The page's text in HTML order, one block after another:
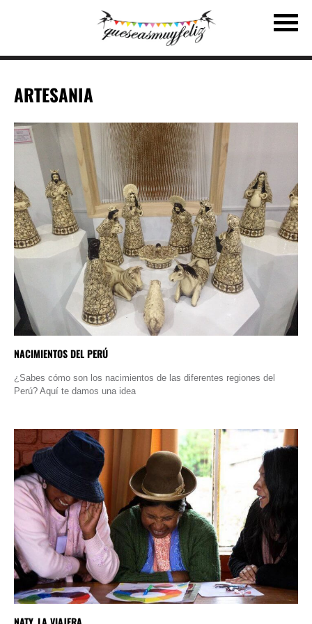
ARTESANIA
NACIMIENTOS DEL PERÚ
¿Sabes cómo son los nacimientos de las diferentes regiones del
Perú? Aquí te damos una idea